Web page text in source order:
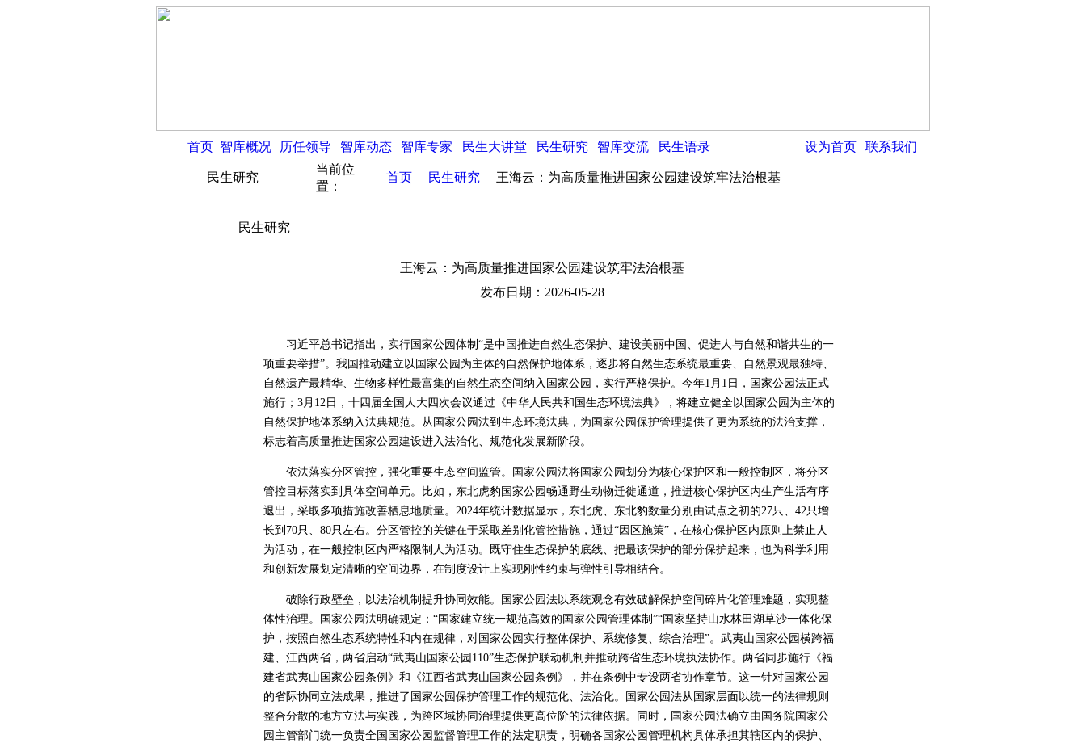
首页 智库概况 历任领导 智库动态 智库专家 民生大讲堂 民生研究 智库交流 民生语录 设为首页 | 联系我们
民生研究
当前位
置：
首页 民生研究 王海云：为高质量推进国家公园建设筑牢法治根基
民生研究
王海云：为高质量推进国家公园建设筑牢法治根基
发布日期：2026-05-28
习近平总书记指出，实行国家公园体制“是中国推进自然生态保护、建设美丽中国、促进人与自然和谐共生的一
项重要举措”。我国推动建立以国家公园为主体的自然保护地体系，逐步将自然生态系统最重要、自然景观最独特、
自然遗产最精华、生物多样性最富集的自然生态空间纳入国家公园，实行严格保护。今年1月1日，国家公园法正式
施行；3月12日，十四届全国人大四次会议通过《中华人民共和国生态环境法典》，将建立健全以国家公园为主体的
自然保护地体系纳入法典规范。从国家公园法到生态环境法典，为国家公园保护管理提供了更为系统的法治支撑，
标志着高质量推进国家公园建设进入法治化、规范化发展新阶段。
依法落实分区管控，强化重要生态空间监管。国家公园法将国家公园划分为核心保护区和一般控制区，将分区
管控目标落实到具体空间单元。比如，东北虎豹国家公园畅通野生动物迁徙通道，推进核心保护区内生产生活有序
退出，采取多项措施改善栖息地质量。2024年统计数据显示，东北虎、东北豹数量分别由试点之初的27只、42只增
长到70只、80只左右。分区管控的关键在于采取差别化管控措施，通过“因区施策”，在核心保护区内原则上禁止人
为活动，在一般控制区内严格限制人为活动。既守住生态保护的底线、把最该保护的部分保护起来，也为科学利用
和创新发展划定清晰的空间边界，在制度设计上实现刚性约束与弹性引导相结合。
破除行政壁垒，以法治机制提升协同效能。国家公园法以系统观念有效破解保护空间碎片化管理难题，实现整
体性治理。国家公园法明确规定：“国家建立统一规范高效的国家公园管理体制”“国家坚持山水林田湖草沙一体化保
护，按照自然生态系统特性和内在规律，对国家公园实行整体保护、系统修复、综合治理”。武夷山国家公园横跨福
建、江西两省，两省启动“武夷山国家公园110”生态保护联动机制并推动跨省生态环境执法协作。两省同步施行《福
建省武夷山国家公园条例》和《江西省武夷山国家公园条例》，并在条例中专设两省协作章节。这一针对国家公园
的省际协同立法成果，推进了国家公园保护管理工作的规范化、法治化。国家公园法从国家层面以统一的法律规则
整合分散的地方立法与实践，为跨区域协同治理提供更高位阶的法律依据。同时，国家公园法确立由国务院国家公
园主管部门统一负责全国国家公园监督管理工作的法定职责，明确各国家公园管理机构具体承担其辖区内的保护、